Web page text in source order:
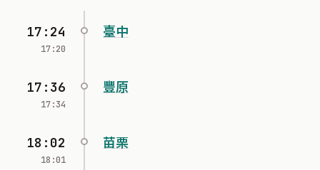
17:24
17:20
臺中
17:36
17:34
豐原
18:02
18:01
苗栗